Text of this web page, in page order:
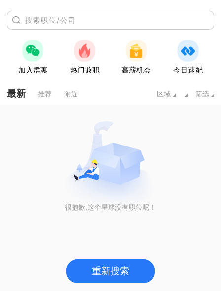
加入群聊 热门兼职 高薪机会 今日速配
最新 推荐 附近 区域 筛选
很抱歉,这个星球没有职位呢！
重新搜索